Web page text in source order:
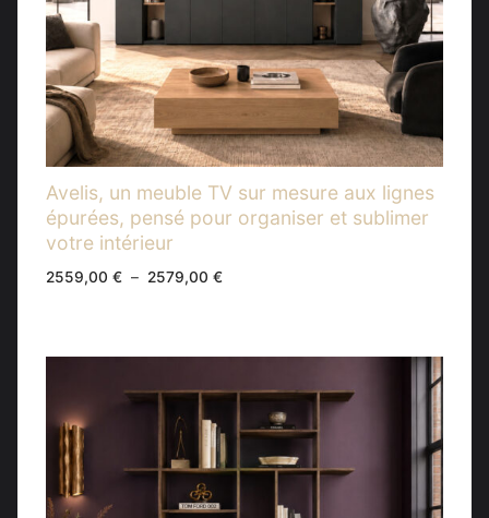
Avelis, un meuble TV sur mesure aux lignes
épurées, pensé pour organiser et sublimer
votre intérieur
2559,00 € – 2579,00 €Plage